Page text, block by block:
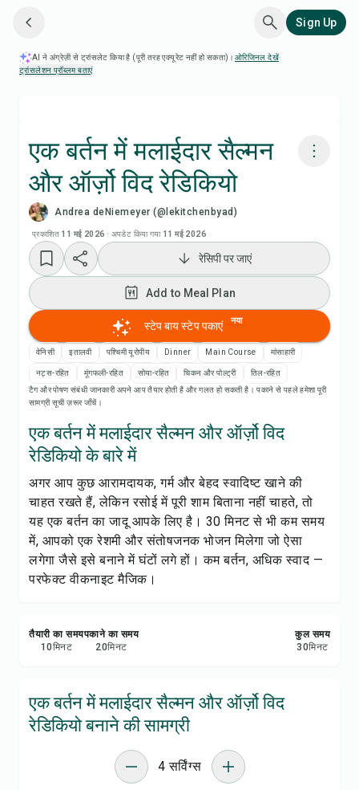
Sign Up
AI ने अंग्रेज़ी से ट्रांसलेट किया है (पूरी तरह एक्यूरेट नहीं हो सकता)। ओरिजिनल देखें·
ट्रांसलेशन प्रॉब्लम बताएं
एक बर्तन में मलाईदार सैल्मन
और ऑर्ज़ो विद रेडिकियो
Andrea deNiemeyer (@lekitchenbyad)
प्रकाशित 11 मई 2026 · अपडेट किया गया 11 मई 2026
Chefadora AI से पकाएं
रेसिपी वीडियो देखें
Add to Meal Plan
Add to Shopping List
शेयर करें
रिपोर्ट करें
रेसिपी पर जाएं
Add to Meal Plan
स्टेप बाय स्टेप पकाएं नया
वेनिसी इतालवी पश्चिमी यूरोपीय Dinner Main Course मांसाहारी
नट्स-रहित मूंगफली-रहित सोया-रहित चिकन और पोल्ट्री
तिल-रहित
टैग और पोषण संबंधी जानकारी अपने आप तैयार होती है और गलत हो सकती है। पकाने से पहले हमेशा पूरी
सामग्री सूची ज़रूर जाँचें।
एक बर्तन में मलाईदार सैल्मन और ऑर्ज़ो विद
रेडिकियो के बारे में
अगर आप कुछ आरामदायक, गर्म और बेहद स्वादिष्ट खाने की
चाहत रखते हैं, लेकिन रसोई में पूरी शाम बिताना नहीं चाहते, तो
यह एक बर्तन का जादू आपके लिए है। 30 मिनट से भी कम समय
में, आपको एक रेशमी और संतोषजनक भोजन मिलेगा जो ऐसा
लगेगा जैसे इसे बनाने में घंटों लगे हों। कम बर्तन, अधिक स्वाद —
परफेक्ट वीकनाइट मैजिक।
तैयारी का समय
10मिनट
पकाने का समय
20मिनट
कुल समय
30मिनट
एक बर्तन में मलाईदार सैल्मन और ऑर्ज़ो विद
रेडिकियो बनाने की सामग्री
4 सर्विंग्स